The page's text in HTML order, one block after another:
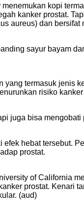
kopi
kanker prostat.
aureus) dan bersifat
sayur bayam
yang termasuk jenis
risiko kanker
juga bisa
hebat tersebut.
prostat.
of California
prostat. Kenari
(aud)